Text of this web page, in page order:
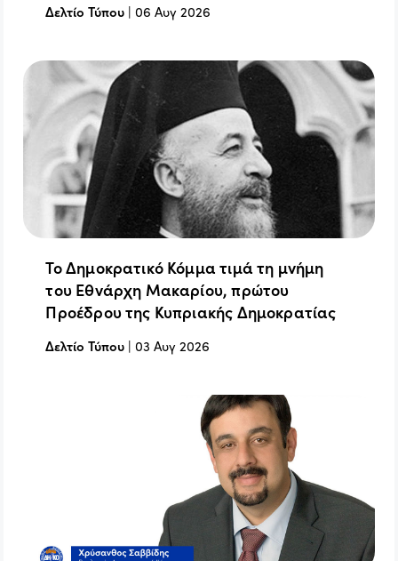
Δελτίο Τύπου |06 Αυγ 2026
Το Δημοκρατικό Κόμμα τιμά τη μνήμη
του Εθνάρχη Μακαρίου, πρώτου
Προέδρου της Κυπριακής Δημοκρατίας
Δελτίο Τύπου |03 Αυγ 2026